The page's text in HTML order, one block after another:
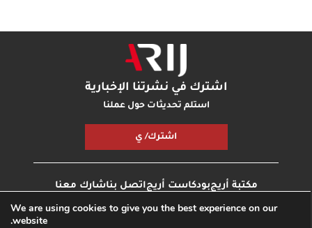
اشترك في نشرتنا الإخبارية
استلم تحديثات حول عملنا
اشترك/ ي
مكتبة أريجبودكاست أريجاتصل بناشارك معنا
We are using cookies to give you the best experience on our
website.